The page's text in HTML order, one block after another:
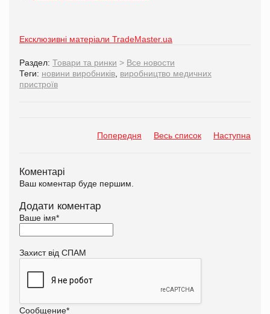
Ексклюзивні матеріали TradeMaster.ua
Раздел: Товари та ринки > Все новости
Теги: новини виробників виробництво медичних
пристроїв
Попередня Весь список Наступна
Коментарі
Ваш коментар буде першим.
Додати коментар
Ваше імя*
Захист від СПАМ
Сообщение*